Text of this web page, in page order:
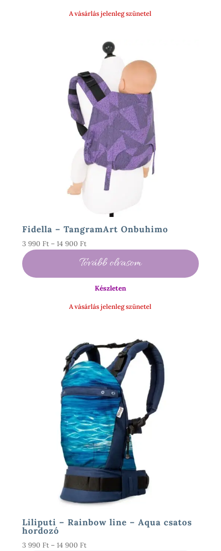
A vásárlás jelenleg szünetel
Fidella – TangramArt Onbuhimo
3 990 Ft – 14 900 FtÁrtartomány:
990 Ft
-
Tovább olvasom
Készleten
A vásárlás jelenleg szünetel
Liliputi – Rainbow line – Aqua csatos
hordozó
3 990 Ft – 14 900 FtÁrtartomány: